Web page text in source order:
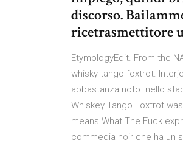
discorso.
ricetrasmettitore
EtymologyEdit. From the
whisky tango foxtrot.
abbastanza noto. nello
Whiskey Tango Foxtrot
means What The Fuck
commedia noir che ha un